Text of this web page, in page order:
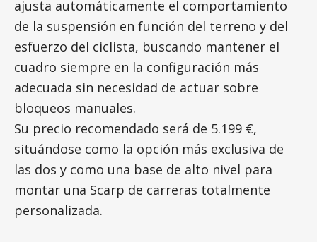
ajusta automáticamente el comportamiento
de la suspensión en función del terreno y del
esfuerzo del ciclista, buscando mantener el
cuadro siempre en la configuración más
adecuada sin necesidad de actuar sobre
bloqueos manuales.
Su precio recomendado será de 5.199 €,
situándose como la opción más exclusiva de
las dos y como una base de alto nivel para
montar una Scarp de carreras totalmente
personalizada.